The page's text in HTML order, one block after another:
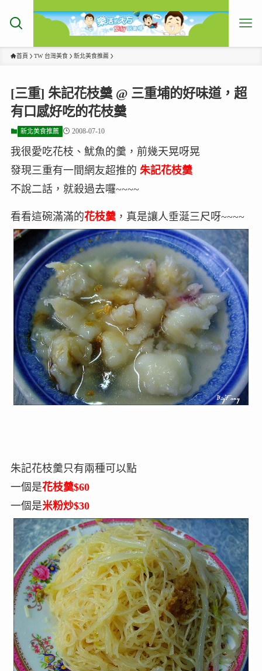
首頁 TW 台灣美食 新北美食推薦
[三重] 朱記花枝羹 @ 三重埔的好味道，超
有口感好吃的花枝羹
新北美食推薦 2008-07-10
我很愛吃花枝、魷魚的羹，前幾天晃呀晃
發現三重有一間網友超推的 朱記花枝羹
不說二話，就殺過去囉~~~~
看看這碗滿滿的花枝羹，真是讓人垂涎三尺呀~~~~
朱記花枝羹只有兩種可以點
一個是花枝羹$60
一個是米粉炒$30